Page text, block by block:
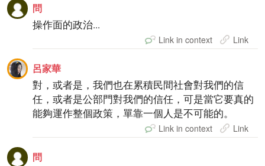
問
操作面的政治...
Link in context Link
呂家華
對，或者是，我們也在累積民間社會對我們的信
任，或者是公部門對我們的信任，可是當它要真的
能夠運作整個政策，單靠一個人是不可能的。
Link in context Link
問